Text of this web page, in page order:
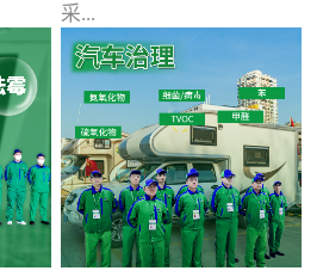
业
情
为
采...
用行业公认奥维牌消毒
液，具备杀死人体冠状病
毒的功效，杀菌率
99.99%。相对于传统消毒
液来说，无...